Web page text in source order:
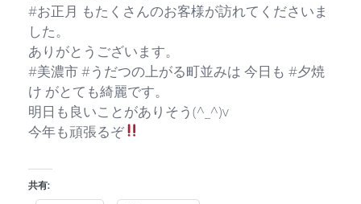
#お正月 もたくさんのお客様が訪れてくださいま
した。
ありがとうございます。
#美濃市 #うだつの上がる町並みは 今日も #夕焼
け がとても綺麗です。
明日も良いことがありそう(^_^)v
今年も頑張るぞ
共有: